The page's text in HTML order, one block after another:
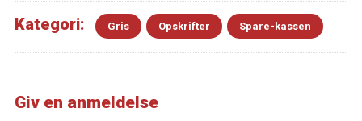
Kategori: Gris Opskrifter Spare-kassen
Giv en anmeldelse